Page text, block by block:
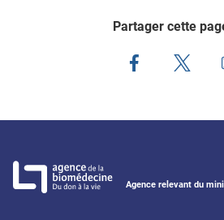
Partager cette
Agence relevant du